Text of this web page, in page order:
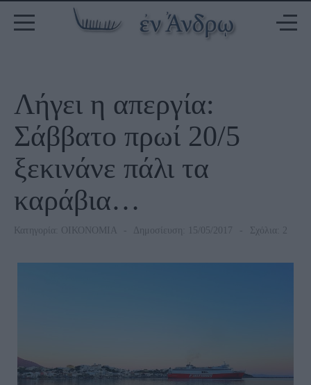
Λήγει η απεργία:
Σάββατο πρωί 20/5
ξεκινάνε πάλι τα
καράβια…
Κατηγορία: ΟΙΚΟΝΟΜΙΑ Δημοσίευση: 15/05/2017 Σχόλια: 2